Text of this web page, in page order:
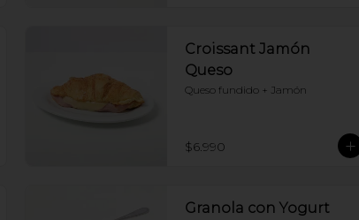
Croissant Jamón
Queso
Queso fundido + Jamón
$6.990
Granola con Yogurt